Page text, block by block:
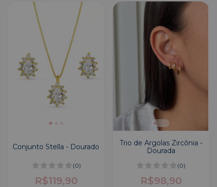
Conjunto Stella - Dourado
(0)
R$119,90
Trio de Argolas Zircônia -
Dourada
(0)
R$98,90